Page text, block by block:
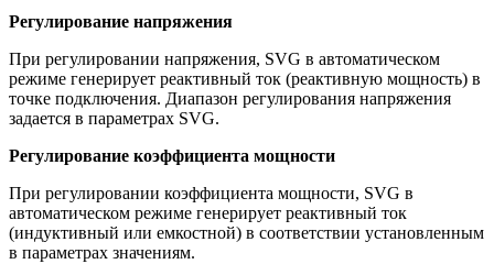
Регулирование напряжения
При регулировании напряжения, SVG в автоматическом
режиме генерирует реактивный ток (реактивную мощность) в
точке подключения. Диапазон регулирования напряжения
задается в параметрах SVG.
Регулирование коэффициента мощности
При регулировании коэффициента мощности, SVG в
автоматическом режиме генерирует реактивный ток
(индуктивный или емкостной) в соответствии установленным
в параметрах значениям.